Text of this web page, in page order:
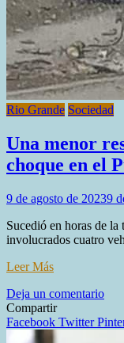
Rio Grande Sociedad
Una menor
choque en el
9 de agosto de 20239
Sucedió en horas de la
involucrados cuatro
Leer Más
Deja un comentarioen
Compartir
Facebook Twitter